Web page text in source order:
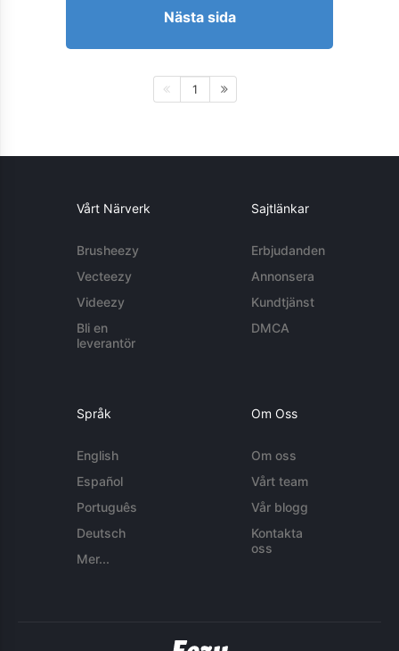
Nästa sida
1
Vårt Närverk
Brusheezy
Vecteezy
Videezy
Bli en
leverantör
Sajtlänkar
Erbjudanden
Annonsera
Kundtjänst
DMCA
Språk
English
Español
Português
Deutsch
Mer...
Om Oss
Om oss
Vårt team
Vår blogg
Kontakta
oss